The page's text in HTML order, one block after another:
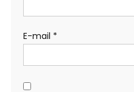
E-mail *